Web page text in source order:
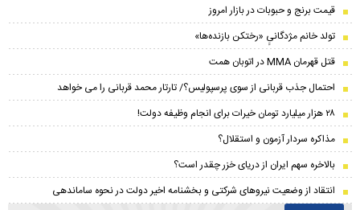
قیمت برنج و حبوبات در بازار امروز
تولد خانم مژدگانیِِ «رختکن بازنده‌ها»
قتل قهرمان MMA در اتوبان همت
احتمال جذب قربانی از سوی پرسپولیس؟/ تارتار محمد قربانی را می خواهد
۲۸ هزار میلیارد تومان خیرات برای انجام وظیفه دولت!
مذاکره سردار آزمون و استقلال؟
بالاخره سهم ایران از دریای خزر چقدر است؟
انتقاد از وضعیت نیروهای شرکتی و بخشنامه اخیر دولت در نحوه ساماندهی